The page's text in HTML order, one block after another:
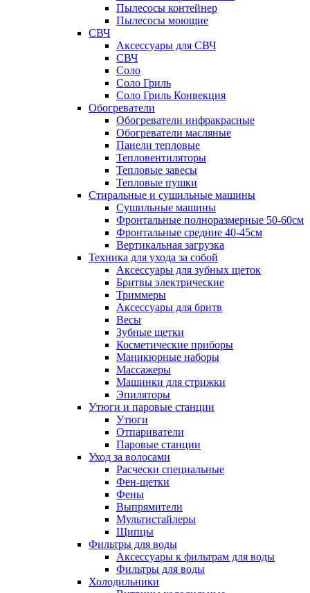
Пылесосы контейнер
Пылесосы моющие
СВЧ
Аксессуары для СВЧ
СВЧ
Соло
Соло Гриль
Соло Гриль Конвекция
Обогреватели
Обогреватели инфракрасные
Обогреватели масляные
Панели тепловые
Тепловентиляторы
Тепловые завесы
Тепловые пушки
Стиральные и сушильные машины
Сушильные машины
Фронтальные полноразмерные 50-60см
Фронтальные средние 40-45см
Вертикальная загрузка
Техника для ухода за собой
Аксессуары для зубных щеток
Бритвы электрические
Триммеры
Аксессуары для бритв
Весы
Зубные щетки
Косметические приборы
Маникюрные наборы
Массажеры
Машинки для стрижки
Эпиляторы
Утюги и паровые станции
Утюги
Отпариватели
Паровые станции
Уход за волосами
Расчески специальные
Фен-щетки
Фены
Выпрямители
Мультистайлеры
Щипцы
Фильтры для воды
Аксессуары к фильтрам для воды
Фильтры для воды
Холодильники